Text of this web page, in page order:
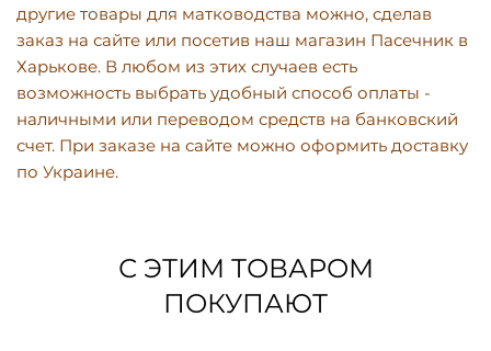
другие товары для матководства можно, сделав
заказ на сайте или посетив наш магазин Пасечник в
Харькове. В любом из этих случаев есть
возможность выбрать удобный способ оплаты -
наличными или переводом средств на банковский
счет. При заказе на сайте можно оформить доставку
по Украине.
С ЭТИМ ТОВАРОМ
ПОКУПАЮТ